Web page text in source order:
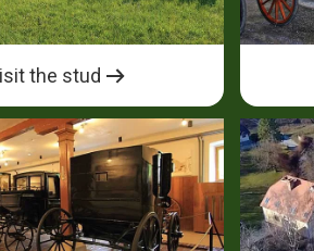
the stud